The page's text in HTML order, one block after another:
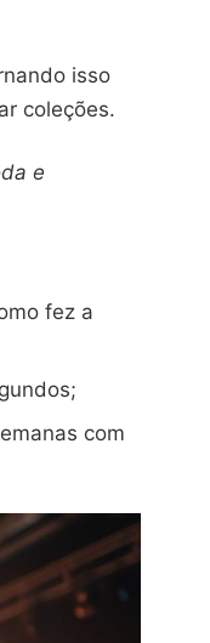
isso
coleções.
e
fez a
com